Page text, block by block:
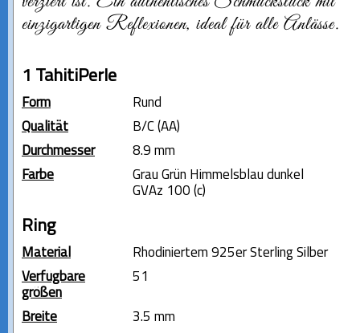
einzigartigen Reflexionen, ideal für alle Anlässe.
1 TahitiPerle
Form
Rund
Qualität
B/C (AA)
Durchmesser
8.9 mm
Farbe
Grau Grün Himmelsblau dunkel
GVAz 100 (c)
Ring
Material
Rhodiniertem 925er Sterling Silber
Verfügbare
größen
51
Breite
3.5 mm